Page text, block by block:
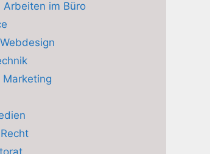
Arbeiten im Büro
Marketing